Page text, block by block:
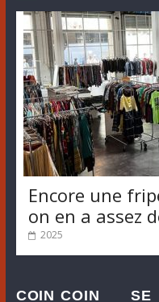
Encore une
on en a assez
2025
COIN COIN
SE